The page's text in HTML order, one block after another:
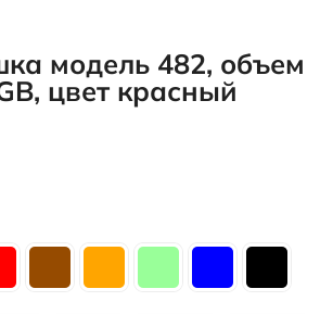
модель 482, объем
цвет красный